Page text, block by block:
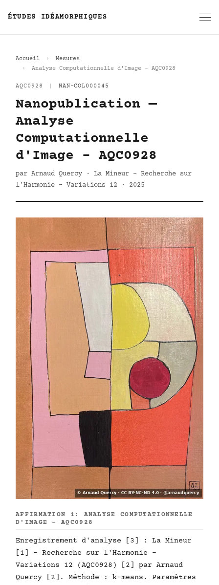
ÉTUDES IDÉAMORPHIQUES
Accueil
Mesures
Analyse Computationnelle d'Image - AQC0928
AQC0928 NAN-COL000045
Nanopublication —
Analyse
Computationnelle
d'Image - AQC0928
par Arnaud Quercy · La Mineur - Recherche sur
l'Harmonie - Variations 12 · 2025
AFFIRMATION 1: ANALYSE COMPUTATIONNELLE
D'IMAGE - AQC0928
Enregistrement d'analyse [3] : La Mineur
[1] - Recherche sur l'Harmonie -
Variations 12 (AQC0928) [2] par Arnaud
Quercy [2]. Méthode : k-means. Paramètres